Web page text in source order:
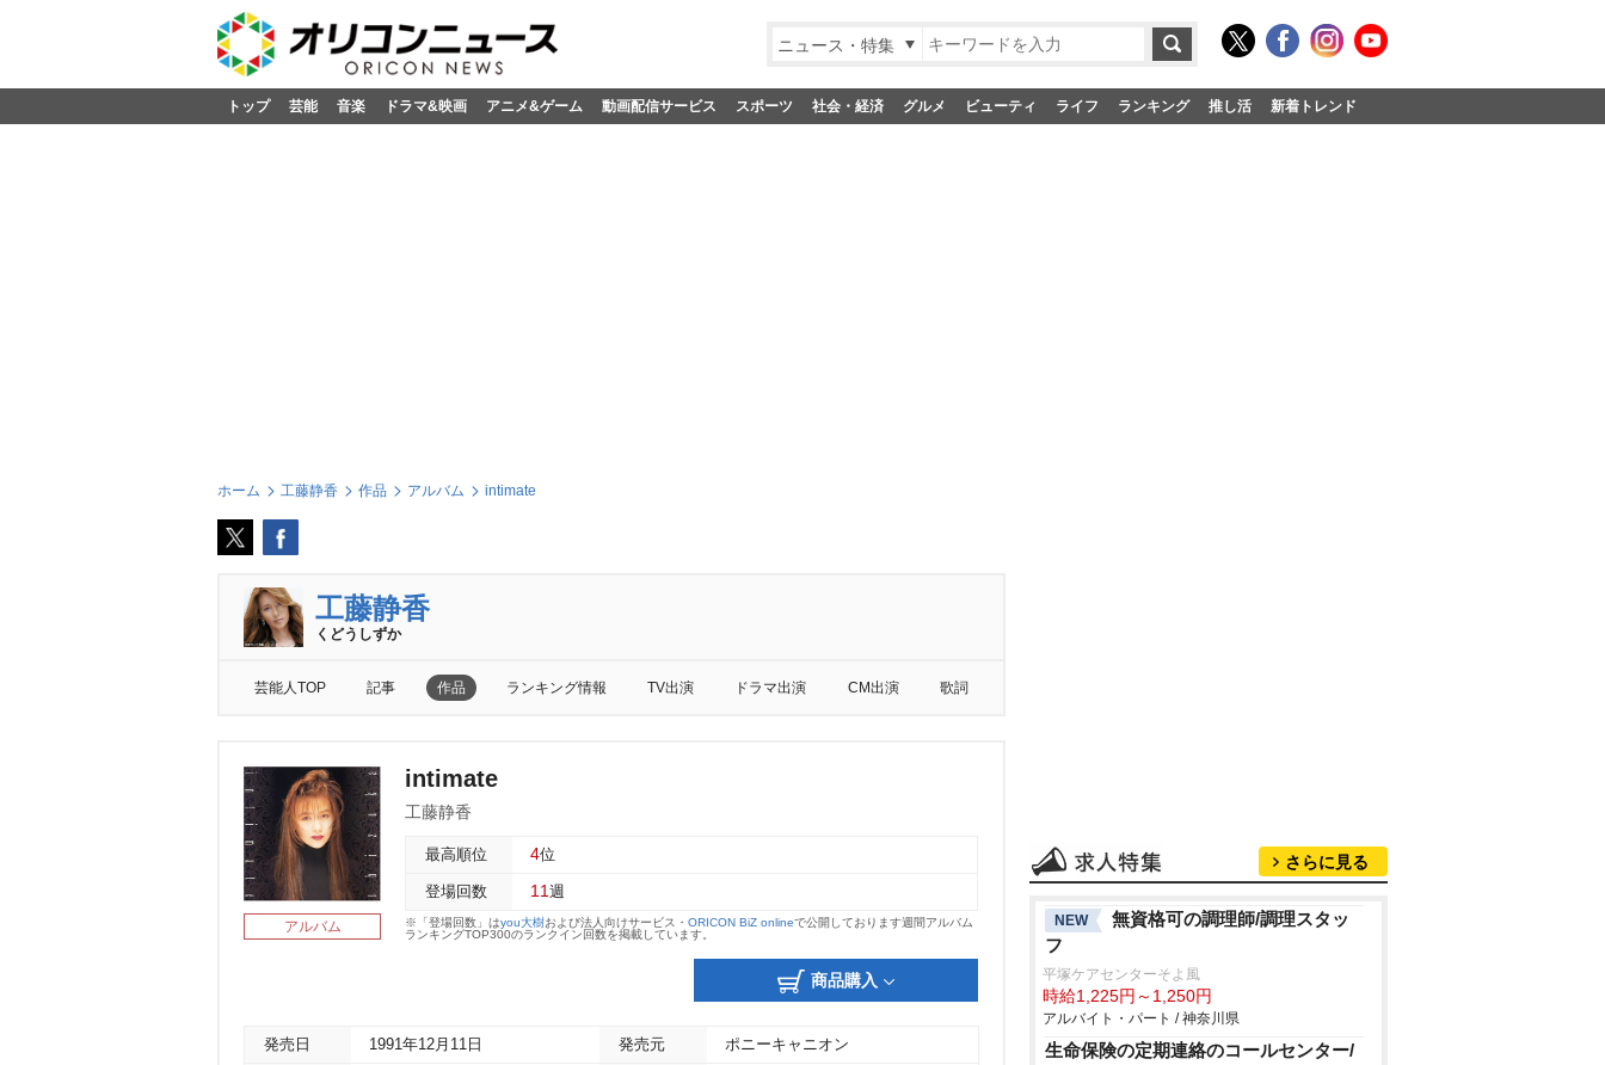
ニュース・特集
トップ 芸能 音楽 ドラマ&映画 アニメ&ゲーム 動画配信サービス スポーツ 社会・経済 グルメ ビューティ ライフ ランキング 推し活 新着トレンド
ホーム 工藤静香 作品 アルバム intimate
工藤静香
くどうしずか
芸能人TOP 記事 作品 ランキング情報 TV出演 ドラマ出演 CM出演 歌詞
アルバム
intimate
工藤静香
最高順位 4位
登場回数 11 週
※「登場回数」はyou大樹および法人向けサービス・ ORICON BiZ onlineで公開しております週間アルバム
ランキングTOP300のランクイン回数を掲載しています。
商品購入
発売日 1991年12月11日 発売元 ポニーキャニオン
さらに見る
NEW
無資格可の調理師/調理スタッ
フ
平塚ケアセンターそよ風
時給1,225円～1,250円
アルバイト・パート / 神奈川県
生命保険の定期連絡のコールセンター/